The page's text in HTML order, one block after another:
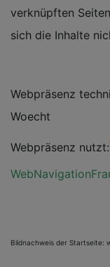
verknüpften
sich die Inhalte
Webpräsenz
Woecht
Webpräsenz nutzt:
Bildnachweis der Startseite: